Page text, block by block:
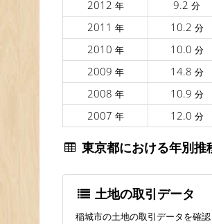
2012 年 9.2 分
2011 年 10.2 分
2010 年 10.0 分
2009 年 14.8 分
2008 年 10.9 分
2007 年 12.0 分
東京都における年別
土地の取引データ
稲城市の土地の取引データを確